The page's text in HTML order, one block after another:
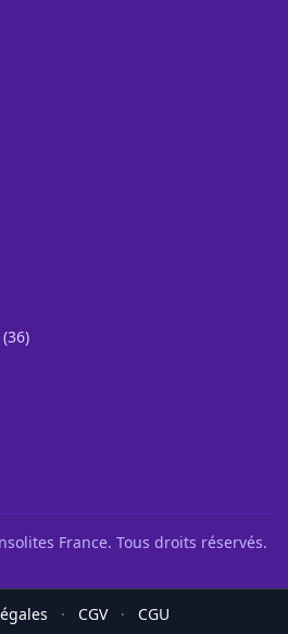
France. Tous droits réservés.
· CGV · CGU